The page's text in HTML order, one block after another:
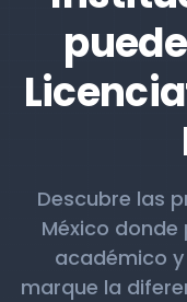
Descubre las
México
académico
marque la